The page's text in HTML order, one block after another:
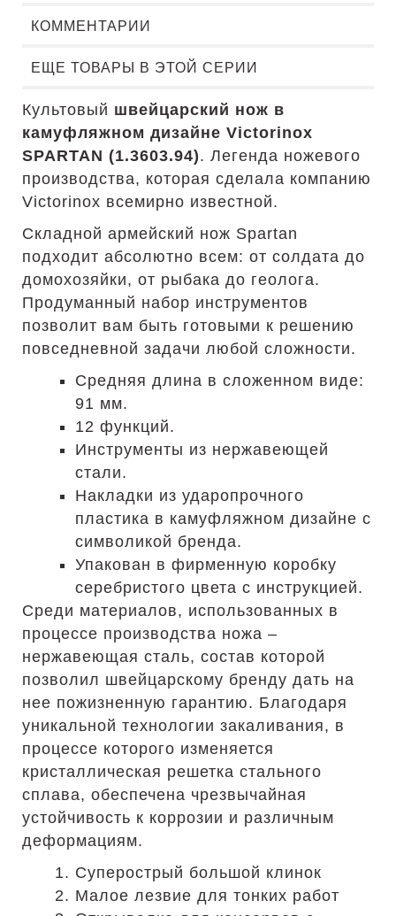
КОММЕНТАРИИ
ЕЩЕ ТОВАРЫ В ЭТОЙ СЕРИИ
Культовый швейцарский нож в
камуфляжном дизайне Victorinox
SPARTAN (1.3603.94). Легенда ножевого
производства, которая сделала компанию
Victorinox всемирно известной.
Складной армейский нож Spartan
подходит абсолютно всем: от солдата до
домохозяйки, от рыбака до геолога.
Продуманный набор инструментов
позволит вам быть готовыми к решению
повседневной задачи любой сложности.
Средняя длина в сложенном виде:
91 мм.
12 функций.
Инструменты из нержавеющей
стали.
Накладки из ударопрочного
пластика в камуфляжном дизайне с
символикой бренда.
Упакован в фирменную коробку
серебристого цвета с инструкцией.
Среди материалов, использованных в
процессе производства ножа –
нержавеющая сталь, состав которой
позволил швейцарскому бренду дать на
нее пожизненную гарантию. Благодаря
уникальной технологии закаливания, в
процессе которого изменяется
кристаллическая решетка стального
сплава, обеспечена чрезвычайная
устойчивость к коррозии и различным
деформациям.
Суперострый большой клинок
Малое лезвие для тонких работ